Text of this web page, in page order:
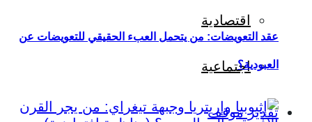
اقتصادية
اجتماعية
تقدير موقف
عقد التعويضات: من يتحمل العبء الحقيقي للتعويضات عن
العبودية؟